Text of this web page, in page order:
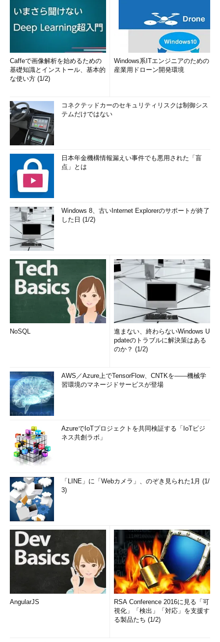
Caffeで画像解析を始めるための
基礎知識とインストール、基本的
な使い方 (1/2)
Windows系ITエンジニアのための
産業用ドローン開発環境
コネクテッドカーのセキュリティリスクは制御シス
テムだけではない
日本年金機構情報漏えい事件でも悪用された「盲
点」とは
Windows 8、古いInternet Explorerのサポートが終了
した日 (1/2)
NoSQL
進まない、終わらないWindows U
pdateのトラブルに解決策はある
のか？ (1/2)
AWS／Azure上でTensorFlow、CNTKを――機械学
習環境のマネージドサービスが登場
AzureでIoTプロジェクトを共同検証する「IoTビジ
ネス共創ラボ」
「LINE」に「Webカメラ」、のぞき見られた1月 (1/
3)
AngularJS
RSA Conference 2016に見る「可
視化」「検出」「対応」を支援す
る製品たち (1/2)